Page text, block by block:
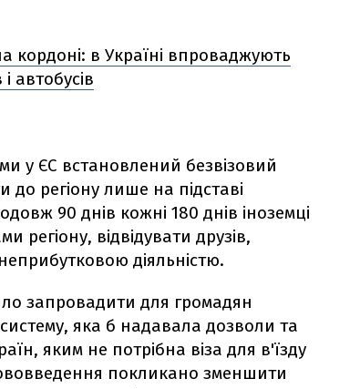
кордоні: в Україні впроваджують
автобусів
у ЄС встановлений безвізовий
регіону лише на підставі
90 днів кожні 180 днів іноземці
регіону, відвідувати друзів,
діяльністю.
запровадити для громадян
яка б надавала дозволи та
яким не потрібна віза для в'їзду
покликано зменшити